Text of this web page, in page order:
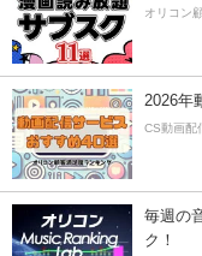
オリコン
2026年
CS動画配
毎週の
ク！